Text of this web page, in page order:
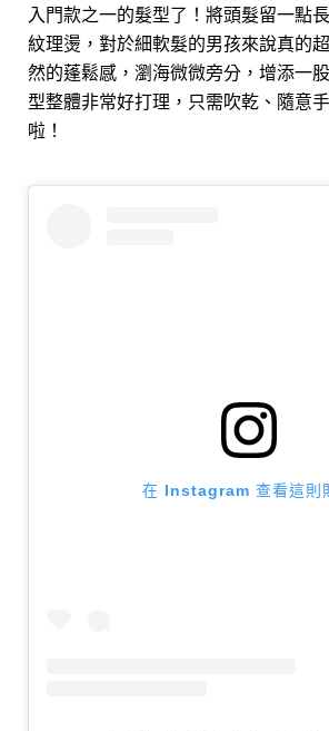
入門款之一的髮型了！將頭髮留一點
紋理燙，對於細軟髮的男孩來說真的
然的蓬鬆感，瀏海微微旁分，增添一
型整體非常好打理，只需吹乾、隨意
啦！
在 Instagram 查看這則